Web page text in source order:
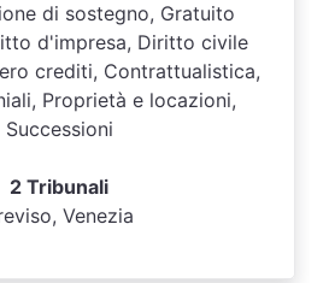
di sostegno, Gratuito
d'impresa, Diritto civile
crediti, Contrattualistica,
Proprietà e locazioni,
Successioni
2 Tribunali
Venezia